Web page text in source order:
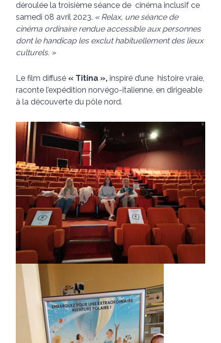
déroulée la troisième séance de cinéma inclusif ce
samedi 08 avril 2023. « Relax, une séance de
cinéma ordinaire rendue accessible aux personnes
dont le handicap les exclut habituellement des lieux
culturels. »
Le film diffusé « Titina », inspiré d’une histoire vraie,
raconte l’expédition norvégo-italienne, en dirigeable
à la découverte du pôle nord.